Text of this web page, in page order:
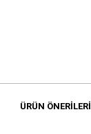
ÜRÜN ÖNERILERI